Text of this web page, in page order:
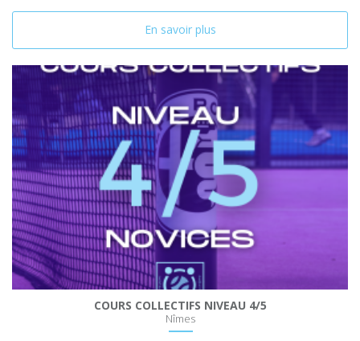
En savoir plus
COURS COLLECTIFS NIVEAU 4/5
Nîmes